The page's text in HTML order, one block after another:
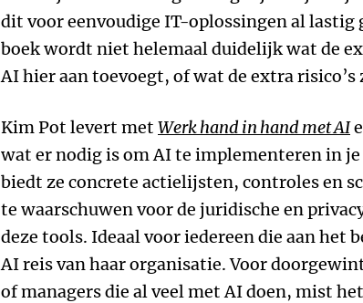
dit voor eenvoudige IT-oplossingen al lastig
boek wordt niet helemaal duidelijk wat de
AI hier aan toevoegt, of wat de extra risico’s
Kim Pot levert met Werk hand in hand met AI
wat er nodig is om AI te implementeren in
biedt ze concrete actielijsten, controles en
te waarschuwen voor de juridische en
deze tools. Ideaal voor iedereen die aan het
AI reis van haar organisatie. Voor
of managers die al veel met AI doen, mist